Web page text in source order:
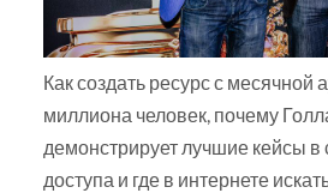
Как создать ресурс с месячной
миллиона человек, почему
демонстрирует лучшие кейсы в
доступа и где в интернете